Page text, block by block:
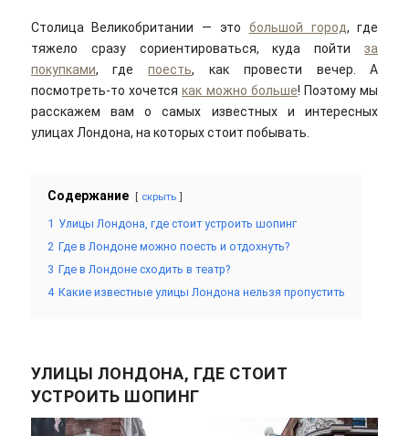
Столица Великобритании — это большой город, где
тяжело сразу сориентироваться, куда пойтиза
покупками, гдепоесть, как провести вечер. А
посмотреть-то хочетсякак можно больше! Поэтому мы
расскажем вам о самых известных и интересных
улицах Лондона, на которых стоит побывать.
Содержание скрыть
1 Улицы Лондона, где стоит устроить шопинг
2 Где в Лондоне можно поесть и отдохнуть?
3 Где в Лондоне сходить в театр?
4 Какие известные улицы Лондона нельзя пропустить
УЛИЦЫ ЛОНДОНА, ГДЕ СТОИТ
УСТРОИТЬ ШОПИНГ